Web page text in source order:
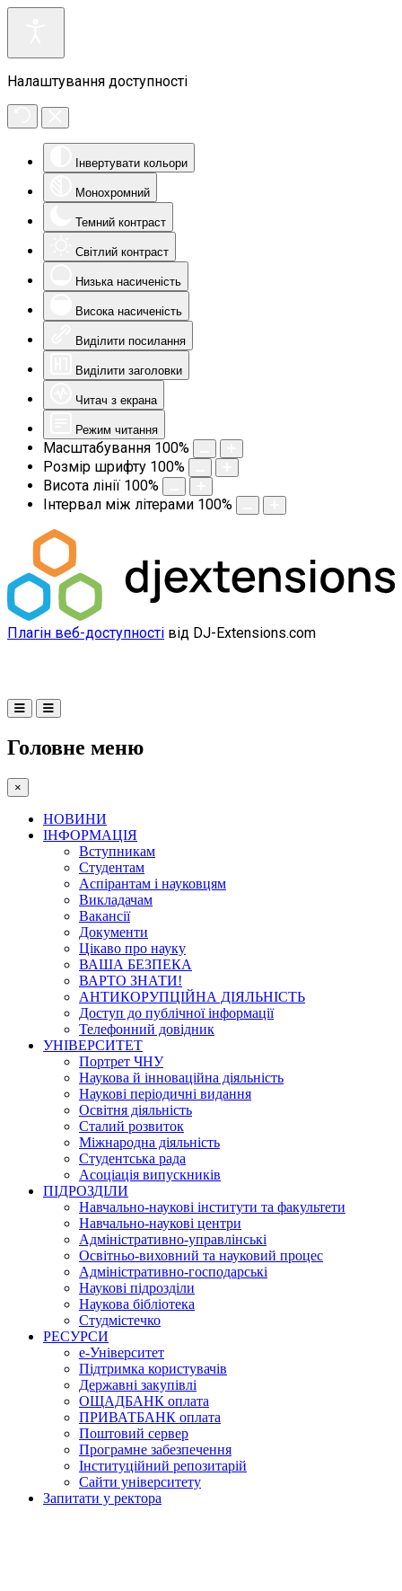
Налаштування доступності
Інвертувати кольори
Монохромний
Темний контраст
Світлий контраст
Низька насиченість
Висока насиченість
Виділити посилання
Виділити заголовки
Читач з екрана
Режим читання
Масштабування 100%
Розмір шрифту 100%
Висота лінії 100%
Інтервал між літерами 100%
Плагін веб-доступності від DJ-Extensions.com
Головне меню
×
НОВИНИ
ІНФОРМАЦІЯ
Вступникам
Студентам
Аспірантам і науковцям
Викладачам
Вакансії
Документи
Цікаво про науку
ВАША БЕЗПЕКА
ВАРТО ЗНАТИ!
АНТИКОРУПЦІЙНА ДІЯЛЬНІСТЬ
Доступ до публічної інформації
Телефонний довідник
УНІВЕРСИТЕТ
Портрет ЧНУ
Наукова й інноваційна діяльність
Наукові періодичні видання
Освітня діяльність
Сталий розвиток
Міжнародна діяльність
Студентська рада
Асоціація випускників
ПІДРОЗДІЛИ
Навчально-наукові інститути та факультети
Навчально-наукові центри
Адміністративно-управлінські
Освітньо-виховний та науковий процес
Адміністративно-господарські
Наукові підрозділи
Наукова бібліотека
Студмістечко
РЕСУРСИ
е-Університет
Підтримка користувачів
Державні закупівлі
ОЩАДБАНК оплата
ПРИВАТБАНК оплата
Поштовий сервер
Програмне забезпечення
Інституційний репозитарій
Сайти університету
Запитати у ректора